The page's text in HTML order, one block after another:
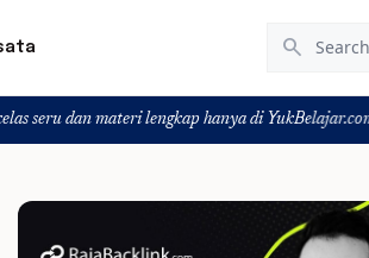
search
lengkap hanya di YukBelajar.com. Mulai